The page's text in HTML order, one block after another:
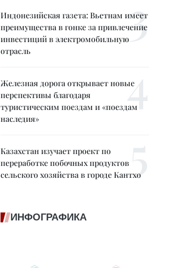
Индонезийская газета: Вьетнам имеет
преимущества в гонке за привлечение
инвестиций в электромобильную
отрасль
Железная дорога открывает новые
перспективы благодаря
туристическим поездам и «поездам
наследия»
Казахстан изучает проект по
переработке побочных продуктов
сельского хозяйства в городе Кантхо
ИНФОГРАФИКА